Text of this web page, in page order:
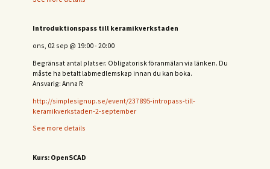
Introduktionspass till keramikverkstaden
ons, 02 sep @ 19:00-20:00
Begränsat antal platser. Obligatorisk föranmälan via länken. Du
måste ha betalt labmedlemskap innan du kan boka.
Ansvarig: Anna R
http://simplesignup.se/event/237895-intropass-till-
keramikverkstaden-2-september
See more details
Kurs: OpenSCAD